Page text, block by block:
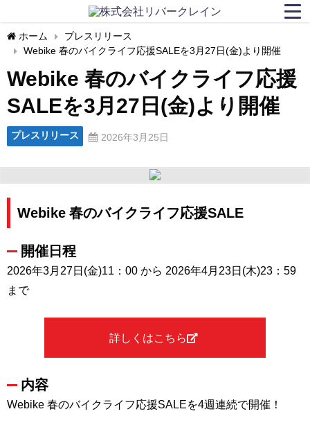
ホーム
プレスリリース
Webike 春のバイクライフ応援SALEを3月27日(金)より開催
Webike 春のバイクライフ応援
SALEを3月27日(金)より開催
プレスリリース 2026年3月25日
Webike 春のバイクライフ応援SALE
開催日程
2026年3月27日(金)11：00 から 2026年4月23日(木)23：59
まで
詳しくはこちら
内容
Webike 春のバイクライフ応援SALEを4週連続で開催！